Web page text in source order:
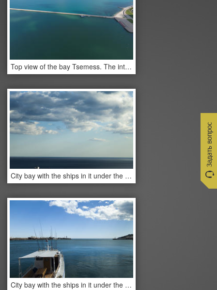
Top view of the bay Tsemess. The international sea port of Novorossiysk. Mol - building to stop the
City bay with the ships in it under the blue sky and a bright sun
City bay with the ships in it under the blue sky and a bright sun